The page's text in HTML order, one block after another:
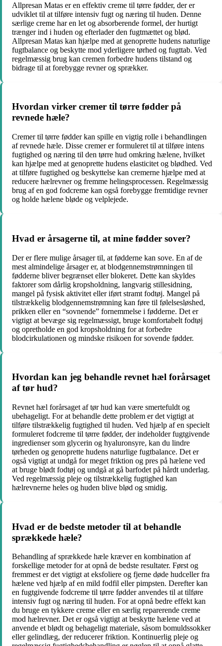
Allpresan Matas er en effektiv creme til tørre fødder, der er
udviklet til at tilføre intensiv fugt og næring til huden. Denne
særlige creme har en let og absorberende formel, der hurtigt
trænger ind i huden og efterlader den fugtmættet og blød.
Allpresan Matas kan hjælpe med at genoprette hudens naturlige
fugtbalance og beskytte mod yderligere tørhed og fugttab. Ved
regelmæssig brug kan cremen forbedre hudens tilstand og
bidrage til at forebygge revner og sprækker.
Hvordan virker cremer til tørre fødder på
revnede hæle?
Cremer til tørre fødder kan spille en vigtig rolle i behandlingen
af revnede hæle. Disse cremer er formuleret til at tilføre intens
fugtighed og næring til den tørre hud omkring hælene, hvilket
kan hjælpe med at genoprette hudens elasticitet og blødhed. Ved
at tilføre fugtighed og beskyttelse kan cremerne hjælpe med at
reducere hælrevner og fremme helingsprocessen. Regelmæssig
brug af en god fodcreme kan også forebygge fremtidige revner
og holde hælene bløde og velplejede.
Hvad er årsagerne til, at mine fødder sover?
Der er flere mulige årsager til, at fødderne kan sove. En af de
mest almindelige årsager er, at blodgennemstrømningen til
fødderne bliver begrænset eller blokeret. Dette kan skyldes
faktorer som dårlig kropsholdning, langvarig stillesidning,
mangel på fysisk aktivitet eller iført stramt fodtøj. Mangel på
tilstrækkelig blodgennemstrømning kan føre til følelsesløshed,
prikken eller en “sovnende” fornemmelse i fødderne. Det er
vigtigt at bevæge sig regelmæssigt, bruge komfortabelt fodtøj
og opretholde en god kropsholdning for at forbedre
blodcirkulationen og mindske risikoen for sovende fødder.
Hvordan kan jeg behandle revnet hæl forårsaget
af tør hud?
Revnet hæl forårsaget af tør hud kan være smertefuldt og
ubehageligt. For at behandle dette problem er det vigtigt at
tilføre tilstrækkelig fugtighed til huden. Ved hjælp af en specielt
formuleret fodcreme til tørre fødder, der indeholder fugtgivende
ingredienser som glycerin og hyaluronsyre, kan du lindre
tørheden og genoprette hudens naturlige fugtbalance. Det er
også vigtigt at undgå for meget friktion og pres på hælene ved
at bruge blødt fodtøj og undgå at gå barfodet på hårdt underlag.
Ved regelmæssig pleje og tilstrækkelig fugtighed kan
hælrevnerne heles og huden blive blød og smidig.
Hvad er de bedste metoder til at behandle
sprækkede hæle?
Behandling af sprækkede hæle kræver en kombination af
forskellige metoder for at opnå de bedste resultater. Først og
fremmest er det vigtigt at eksfoliere og fjerne døde hudceller fra
hælene ved hjælp af en mild fodfil eller pimpsten. Derefter kan
en fugtgivende fodcreme til tørre fødder anvendes til at tilføre
intensiv fugt og næring til huden. For at opnå bedre effekt kan
du bruge en tykkere creme eller en særlig reparerende creme
mod hælrevner. Det er også vigtigt at beskytte hælene ved at
anvende et blødt og behageligt materiale, såsom bomuldssokker
eller gelindlæg, der reducerer friktion. Kontinuerlig pleje og